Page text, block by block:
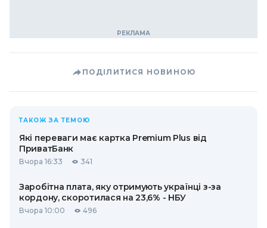
ПОДІЛИТИСЯ НОВИНОЮ
ТАКОЖ ЗА ТЕМОЮ
Які переваги має картка Premium Plus від
ПриватБанк
Вчора 16:33 341
Заробітна плата, яку отримують українці з-за
кордону, скоротилася на 23,6% - НБУ
Вчора 10:00 496